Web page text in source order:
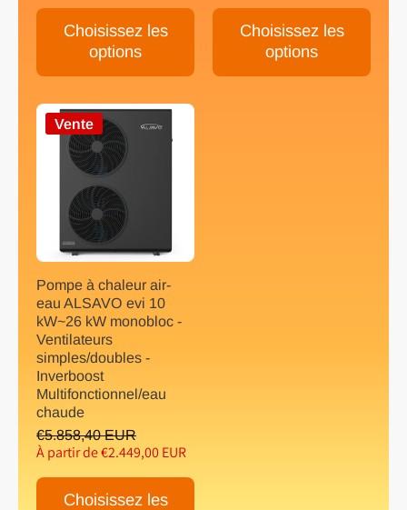
Choisissez les
options
Choisissez les
options
Vente
Pompe à chaleur air-
eau ALSAVO evi 10
kW~26 kW monobloc -
Ventilateurs
simples/doubles -
Inverboost
Multifonctionnel/eau
chaude
€5.858,40 EUR
À partir de €2.449,00 EUR
Choisissez les